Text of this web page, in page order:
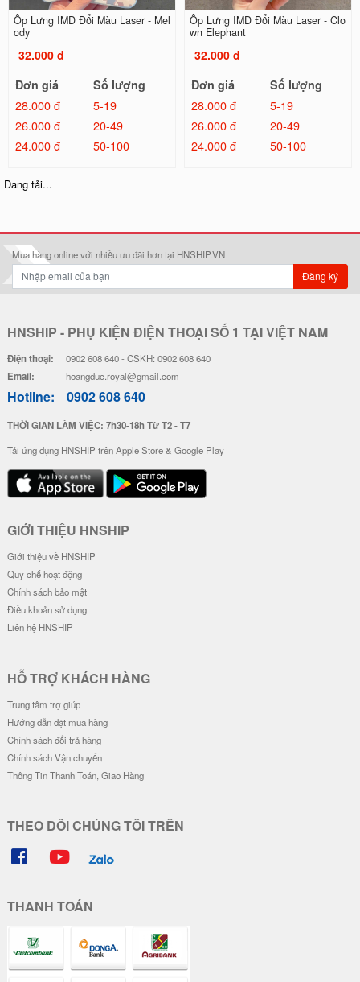
Ốp Lưng IMD Đổi Màu Laser - Mel
ody
32.000 đ
Đơn giá
Số lượng
28.000 đ
5-19
26.000 đ
20-49
24.000 đ
50-100
Ốp Lưng IMD Đổi Màu Laser - Clo
wn Elephant
32.000 đ
Đơn giá
Số lượng
28.000 đ
5-19
26.000 đ
20-49
24.000 đ
50-100
atrick
32.000 đ
Đơn giá
Số lượng
28.000 đ
5-19
26.000 đ
20-49
24.000 đ
50-100
Ốp Lưng IMD Chống Sốc - Mẫu S
hin Chan
32.000 đ
24.000 đ
Ốp Lưng IMD Chống Sốc - Mẫu G
engar
Đơn giá
Số lượng
28.000 đ
26.000 đ
20-49
24.000 đ
50-100
nime
32.000 đ